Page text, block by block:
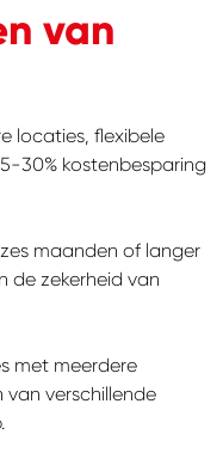
van
locaties, flexibele
30% kostenbesparing
maanden of langer
de zekerheid van
met meerdere
verschillende